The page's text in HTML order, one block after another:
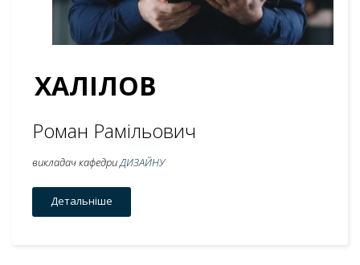
ХАЛІЛОВ
Роман Рамільович
викладач кафедриДИЗАЙНУ
Детальніше